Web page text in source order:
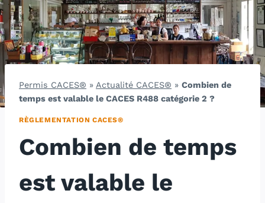
Permis CACES® » Actualité CACES® » Combien de
temps est valable le CACES R488 catégorie 2 ?
RÈGLEMENTATION CACES®
Combien de temps
est valable le